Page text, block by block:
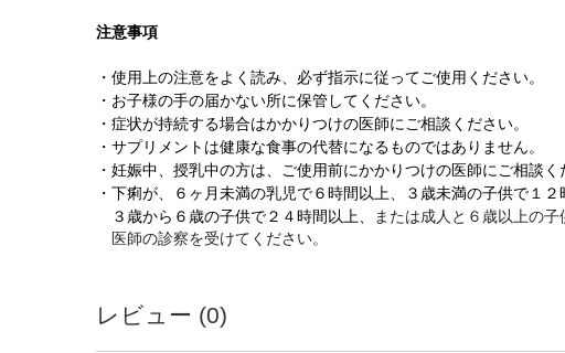
注意事項
・使用上の注意をよく読み、必ず指示に従ってご使用ください。
・お子様の手の届かない所に保管してください。
・症状が持続する場合はかかりつけの医師にご相談ください。
・サプリメントは健康な食事の代替になるものではありません。
・妊娠中、授乳中の方は、ご使用前にかかりつけの医師にご相談く
・下痢が、６ヶ月未満の乳児で６時間以上、３歳未満の子供で１２
３歳から６歳の子供で２４時間以上、
または成人と６歳以上の子
医師の診察を受けてください。
レビュー (0)